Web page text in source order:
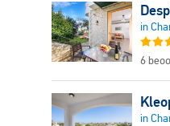
in
6
in